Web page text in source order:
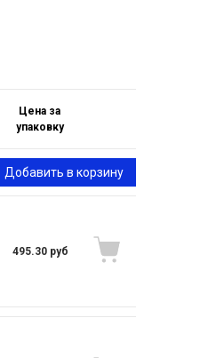
Цена за
упаковку
Добавить в корзину
495.30 руб